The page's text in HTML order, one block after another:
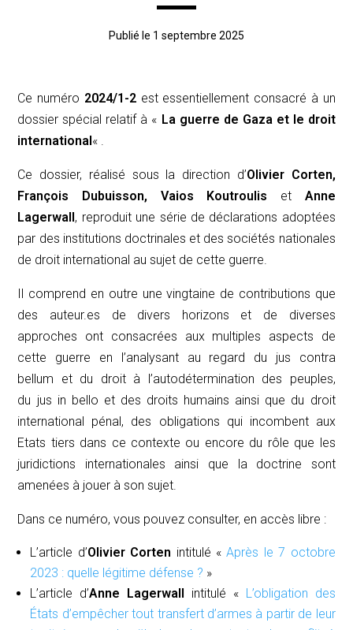
Publié le 1 septembre 2025
Ce numéro 2024/1-2est essentiellement consacré à un
dossier spécial relatif à « La guerre de Gaza et le droit
international« .
Ce dossier, réalisé sous la direction d’Olivier Corten,
François Dubuisson, Vaios Koutroulis et Anne
Lagerwall, reproduit une série de déclarations adoptées
par des institutions doctrinales et des sociétés nationales
de droit international au sujet de cette guerre.
Il comprend en outre une vingtaine de contributions que
des auteur.es de divers horizons et de diverses
approches ont consacrées aux multiples aspects de
cette guerre en l’analysant au regard du jus contra
bellum et du droit à l’autodétermination des peuples,
du jus in bello et des droits humains ainsi que du droit
international pénal, des obligations qui incombent aux
Etats tiers dans ce contexte ou encore du rôle que les
juridictions internationales ainsi que la doctrine sont
amenées à jouer à son sujet.
Dans ce numéro, vous pouvez consulter, en accès libre :
L’article d’Olivier Corten intitulé «Après le 7 octobre
2023 : quelle légitime défense ? »
L’article d’Anne Lagerwall intitulé « L’obligation des
États d’empêcher tout transfert d’armes à partir de leur